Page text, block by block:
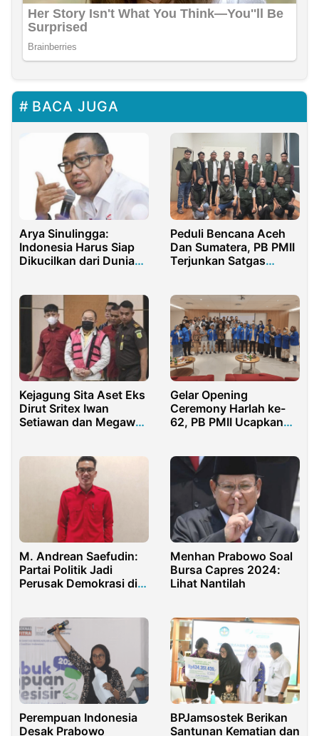
BACA JUGA
Arya Sinulingga:
Indonesia Harus Siap
Dikucilkan dari Dunia
Peduli Bencana Aceh
Dan Sumatera, PB PMII
Terjunkan Satgas
Kejagung Sita Aset Eks
Dirut Sritex Iwan
Setiawan dan Megawati
Gelar Opening
Ceremony Harlah ke-
62, PB PMII Ucapkan
M. Andrean Saefudin:
Partai Politik Jadi
Perusak Demokrasi di
Menhan Prabowo Soal
Bursa Capres 2024:
Lihat Nantilah
Perempuan Indonesia
Desak Prabowo
BPJamsostek Berikan
Santunan Kematian dan